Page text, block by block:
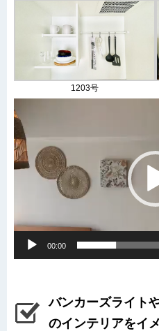
1203号
動
画
プ
レ
ー
00:00
バンカーズライト
のインテリアをイ